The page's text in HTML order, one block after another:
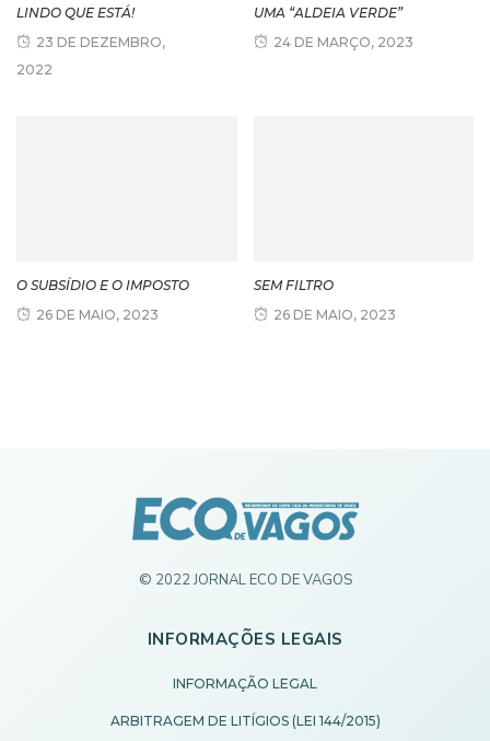
LINDO QUE ESTÁ!
23 DE DEZEMBRO,
2022
UMA “ALDEIA VERDE”
24 DE MARÇO, 2023
O SUBSÍDIO E O IMPOSTO
26 DE MAIO, 2023
SEM FILTRO
26 DE MAIO, 2023
© 2022 JORNAL ECO DE VAGOS
INFORMAÇÕES LEGAIS
INFORMAÇÃO LEGAL
ARBITRAGEM DE LITÍGIOS (LEI 144/2015)